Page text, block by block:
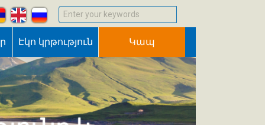
Enter your keywords
Էկո կրթություն Կապ